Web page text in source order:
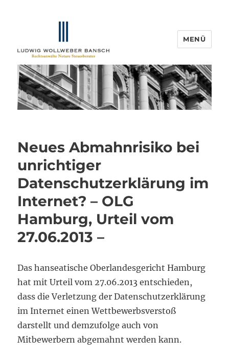
IP-Blogger.de
MENÜ
Neues Abmahnrisiko bei
unrichtiger
Datenschutzerklärung im
Internet? – OLG
Hamburg, Urteil vom
27.06.2013 –
Das hanseatische Oberlandesgericht Hamburg
hat mit Urteil vom 27.06.2013 entschieden,
dass die Verletzung der Datenschutzerklärung
im Internet einen Wettbewerbsverstoß
darstellt und demzufolge auch von
Mitbewerbern abgemahnt werden kann.